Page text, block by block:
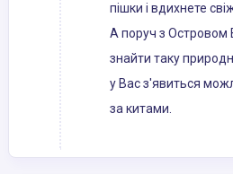
пішки і вдихнете
А поруч з Островом
знайти таку
у Вас з'явиться
за китами.